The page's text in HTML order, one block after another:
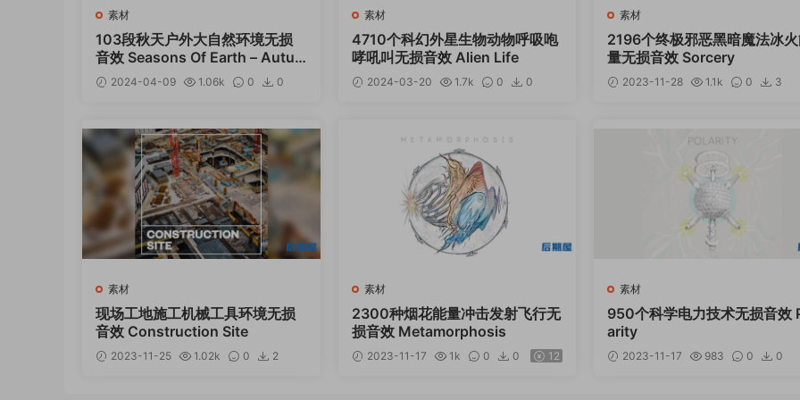
素材
103段秋天户外大自然环境无损
音效 Seasons Of Earth – Autu
mn Stereo
2024-04-09 1.06k 0
0
素材
4710个科幻外星生物动物呼吸咆
哮吼叫无损音效 Alien Life
2024-03-20 1.7k 0
0
素材
2196个终极邪恶黑暗魔法冰
量无损音效 Sorcery
2023-11-28 1.1k 0
3
素材
现场工地施工机械工具环境无损
音效 Construction Site
2023-11-25 1.02k 0
2
素材
2300种烟花能量冲击发射飞行无
损音效 Metamorphosis
2023-11-17 1k 0 0 12
素材
950个科学电力技术无损音效
arity
2023-11-17 983 0
0